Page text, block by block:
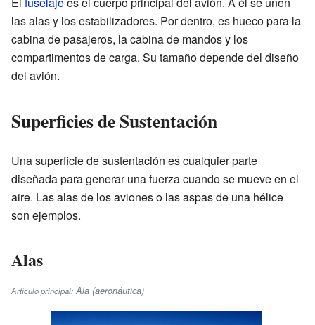
las alas y los estabilizadores. Por dentro, es hueco para la
cabina de pasajeros, la cabina de mandos y los
compartimentos de carga. Su tamaño depende del diseño
del avión.
Superficies de Sustentación
Una superficie de sustentación es cualquier parte
diseñada para generar una fuerza cuando se mueve en el
aire. Las alas de los aviones o las aspas de una hélice
son ejemplos.
Alas
Artículo principal: Ala (aeronáutica)